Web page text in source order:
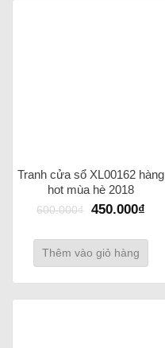
Tranh cửa sổ XL00162 hàng
hot mùa hè 2018
600.000₫ 450.000₫
Thêm vào giỏ hàng